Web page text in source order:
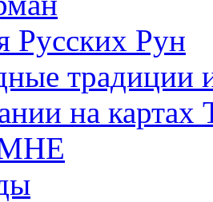
Русских Рун
традиции
на картах